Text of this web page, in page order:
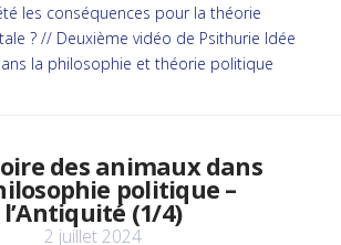
les conséquences pour la théorie
? // Deuxième vidéo de Psithurie Idée
la philosophie et théorie politique
des animaux dans
politique –
l’Antiquité (1/4)
2 juillet 2024